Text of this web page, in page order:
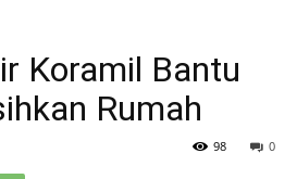
Koramil Bantu
Rumah
0
98